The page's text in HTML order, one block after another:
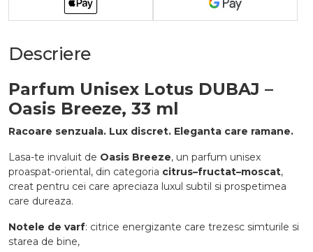
Descriere
Parfum Unisex Lotus DUBAJ –
Oasis Breeze, 33 ml
Racoare senzuala. Lux discret. Eleganta care ramane.
Lasa-te invaluit de Oasis Breeze, un parfum unisex
proaspat-oriental, din categoria citrus–fructat–moscat,
creat pentru cei care apreciaza luxul subtil si prospetimea
care dureaza.
Notele de varf: citrice energizante care trezesc simturile si
starea de bine,